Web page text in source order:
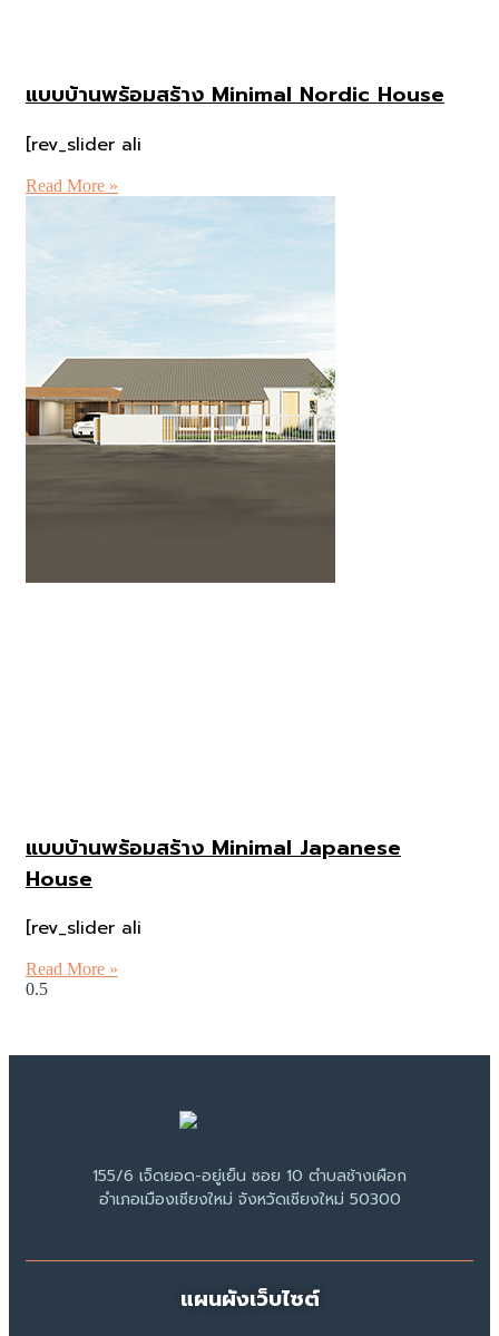
แบบบ้านพร้อมสร้าง Minimal Nordic House
[rev_slider ali
Read More »
แบบบ้านพร้อมสร้าง Minimal Japanese
House
[rev_slider ali
Read More »
155/6 เจ็ดยอด-อยู่เย็น ซอย 10 ตำบลช้างเผือก
อำเภอเมืองเชียงใหม่ จังหวัดเชียงใหม่ 50300
แผนผังเว็บไซต์